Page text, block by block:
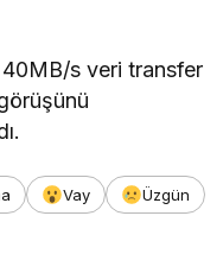
s veri transfer
Vay
Üzgün